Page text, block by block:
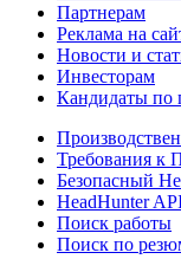
Партнерам
Реклама на
Новости и
Инвесторам
Кандидаты по
Требования к
Безопасный
HeadHunter
Поиск работы
Поиск по